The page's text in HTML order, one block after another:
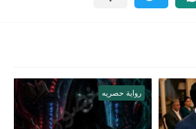
رواية حصريه